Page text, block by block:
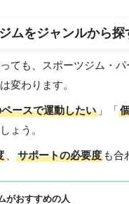
ムをジャンルから探
ても、スポーツジム・
変わります。
ースで運動したい 」「
ょう。
、 サポートの必要度 も合
がおすすめの人